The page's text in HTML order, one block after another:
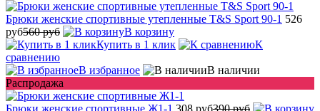
Брюки женские спортивные утепленные T&S Sport 90-1 526
руб560 руб
В корзину
Купить в 1 клик
К
сравнению
В избранное
В наличии
Распродажа
Брюки женские спортивные Ж1-1 308 руб390 руб